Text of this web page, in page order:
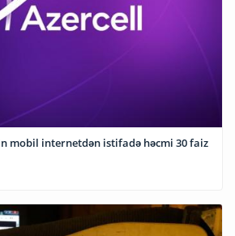
mobil internetdən istifadə həcmi 30 faiz